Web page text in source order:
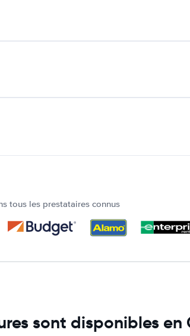
tous les prestataires connus
sont disponibles en